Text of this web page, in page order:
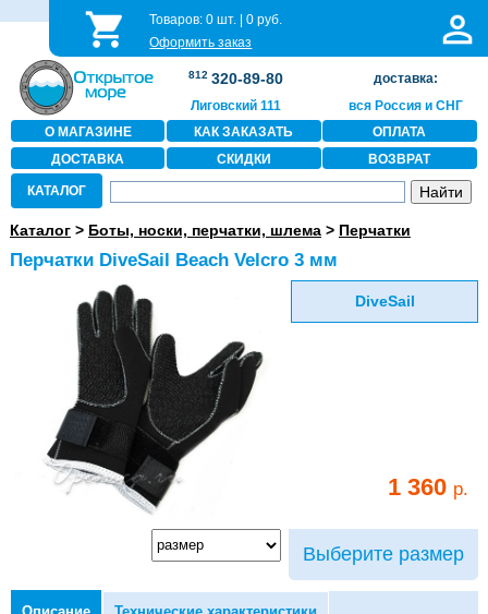
Товаров:0 шт. |0 руб.
Оформить заказ
812 320-89-80
Лиговский 111
доставка:
вся Россия и СНГ
О МАГАЗИНЕ
КАК ЗАКАЗАТЬ
ОПЛАТА
ДОСТАВКА
СКИДКИ ВОЗВРАТ
КАТАЛОГ
Каталог> Боты, носки, перчатки, шлема> Перчатки
Перчатки DiveSail Beach Velcro 3 мм
DiveSail
1 360 р.
Выберите размер